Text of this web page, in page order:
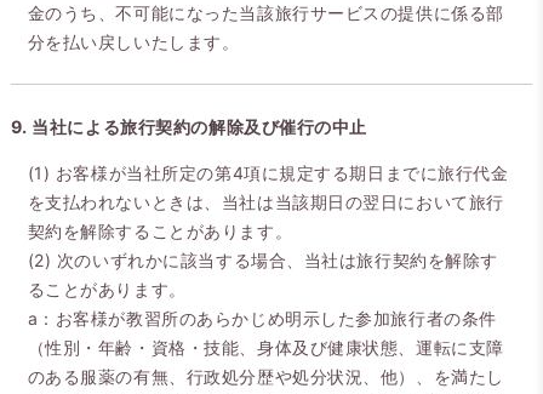
金のうち、不可能になった当該旅行サービスの提供に係る部
分を払い戻しいたします。
9. 当社による旅行契約の解除及び催行の中止
(1) お客様が当社所定の第4項に規定する期日までに旅行代金
を支払われないときは、当社は当該期日の翌日において旅行
契約を解除することがあります。
(2) 次のいずれかに該当する場合、当社は旅行契約を解除す
ることがあります。
a：お客様が教習所のあらかじめ明示した参加旅行者の条件
（性別・年齢・資格・技能、身体及び健康状態、運転に支障
のある服薬の有無、行政処分歴や処分状況、他）、を満たし